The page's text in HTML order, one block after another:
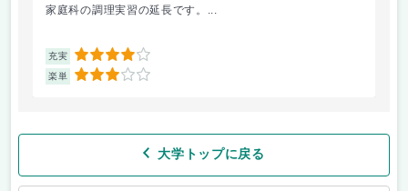
家庭科の調理実習の延長です。...
充実 4
楽単 3
大学トップに戻る